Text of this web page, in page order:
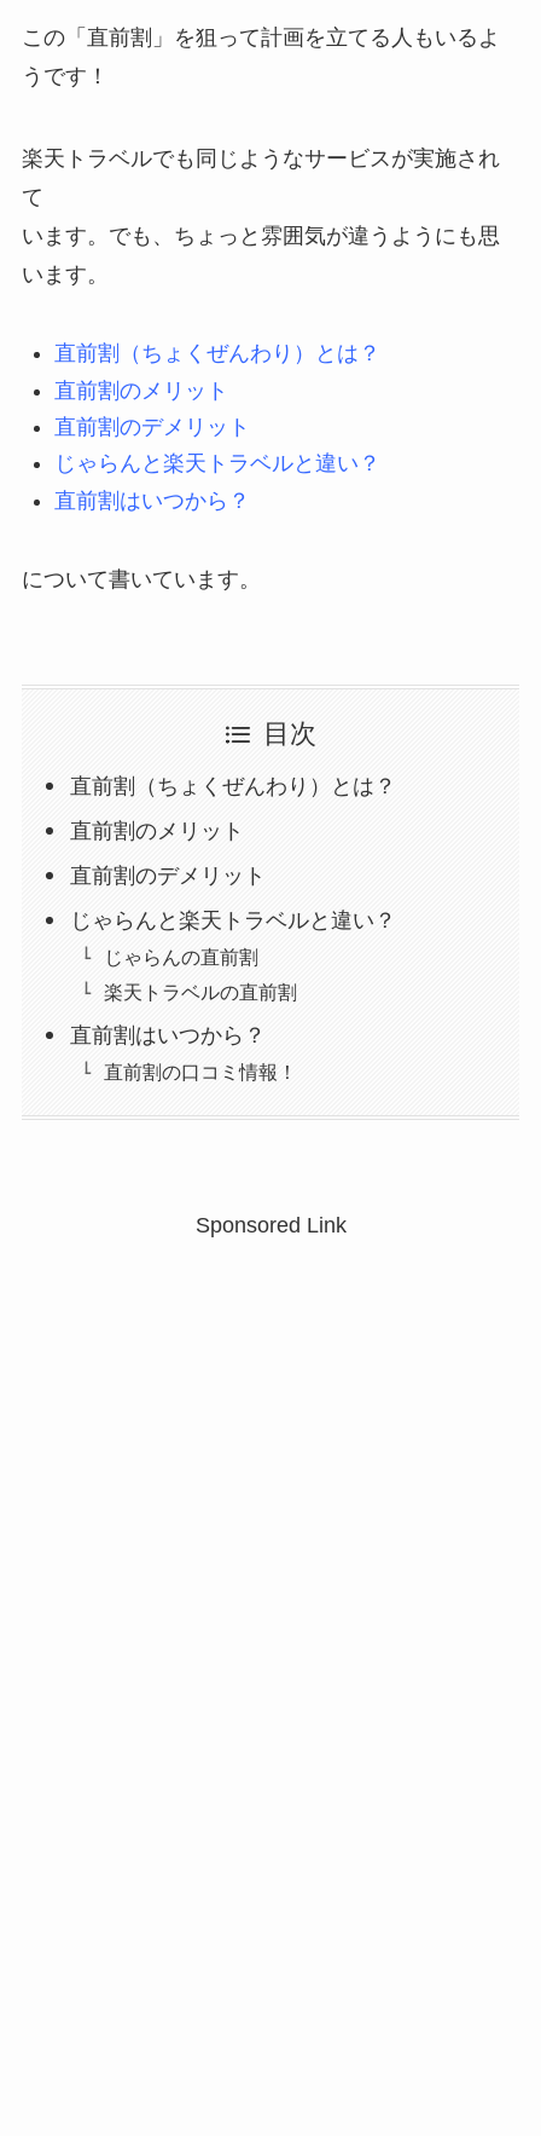
この「直前割」を狙って計画を立てる人もいるよ
うです！
楽天トラベルでも同じようなサービスが実施され
て
います。でも、ちょっと雰囲気が違うようにも思
います。
直前割（ちょくぜんわり）とは？
直前割のメリット
直前割のデメリット
じゃらんと楽天トラベルと違い？
直前割はいつから？
について書いています。
目次
直前割（ちょくぜんわり）とは？
直前割のメリット
直前割のデメリット
じゃらんと楽天トラベルと違い？
じゃらんの直前割
楽天トラベルの直前割
直前割はいつから？
直前割の口コミ情報！
Sponsored Link